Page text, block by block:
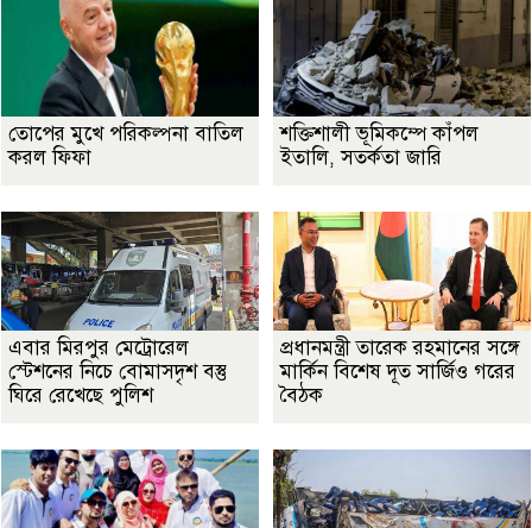
তোপের মুখে পরিকল্পনা বাতিল
করল ফিফা
শক্তিশালী ভূমিকম্পে কাঁপল
ইতালি, সতর্কতা জারি
এবার মিরপুর মেট্রোরেল
স্টেশনের নিচে বোমাসদৃশ বস্তু
ঘিরে রেখেছে পুলিশ
প্রধানমন্ত্রী তারেক রহমানের সঙ্গে
মার্কিন বিশেষ দূত সার্জিও গরের
বৈঠক